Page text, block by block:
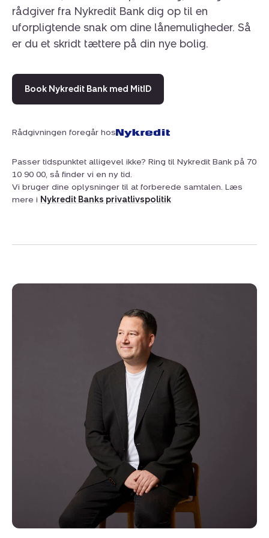
rådgiver fra Nykredit Bank dig op til en
uforpligtende snak om dine lånemuligheder. Så
er du et skridt tættere på din nye bolig.
Book Nykredit Bank med MitID
Rådgivningen foregår hos
Passer tidspunktet alligevel ikke? Ring til Nykredit Bank på 70
10 90 00, så finder vi en ny tid.
Vi bruger dine oplysninger til at forberede samtalen. Læs
mere i Nykredit Banks privatlivspolitik